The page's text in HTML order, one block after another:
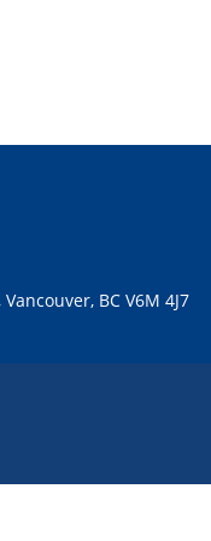
BC V6M 4J7